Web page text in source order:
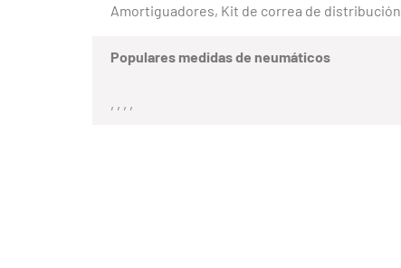
Amortiguadores, Kit de correa de distribución
Populares medidas de neumáticos
, , , ,